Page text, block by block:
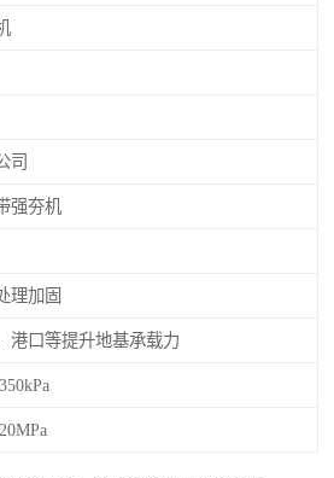
司
强夯机
理加固
港口等提升地基承载力